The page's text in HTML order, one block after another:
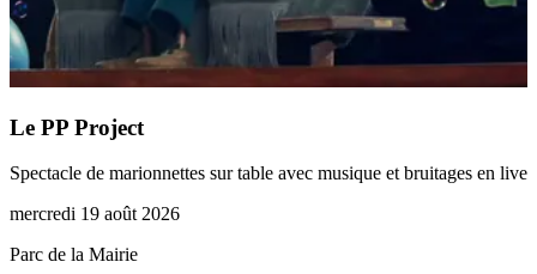
Le PP Project
Spectacle de marionnettes sur table avec musique et bruitages en live
mercredi 19 août 2026
Parc de la Mairie